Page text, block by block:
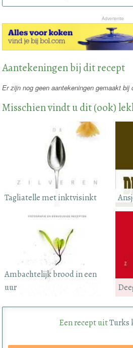
Advertentie
Aantekeningen bij dit recept
Er zijn nog geen aantekeningen gemaakt bij
Misschien vindt u dit (ook)
Tagliatelle met inktvisinkt
Ambachtelijk brood in een
uur
Een recept uitTurks